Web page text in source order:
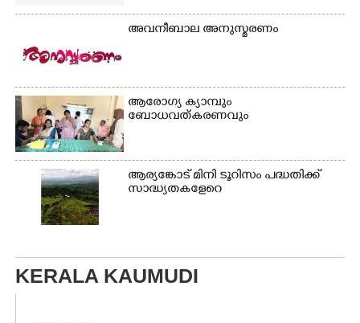
അവനീബാല അനുസ്മരണം
ആരോഗ്യ ക്യാമ്പും
ബോധവത്കരണവും
ആര്യങ്കോട് മിനി ടൂറിസം പദ്ധതിക്ക്
സാദ്ധ്യതകളേറെ
KERALA KAUMUDI